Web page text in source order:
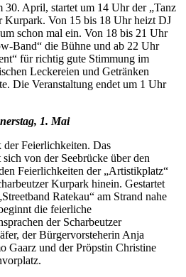
April, startet um 14 Uhr der „Tanz
Kurpark. Von 15 bis 18 Uhr heizt DJ
schon mal ein. Von 18 bis 21 Uhr
Band“ die Bühne und ab 22 Uhr
für richtig gute Stimmung im
Leckereien und Getränken
Die Veranstaltung endet um 1 Uhr
1. Mai
Feierlichkeiten. Das
von der Seebrücke über den
Feierlichkeiten der „Artistikplatz“
Kurpark hinein. Gestartet
Ratekau“ am Strand nahe
die feierliche
der Scharbeutzer
der Bürgervorsteherin Anja
Gaarz und der Pröpstin Christine